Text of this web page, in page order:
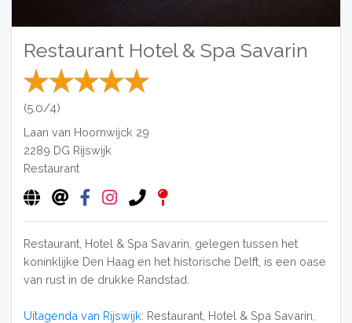
Restaurant Hotel & Spa Savarin
(5.0/4)
Laan van Hoornwijck 29
2289 DG Rijswijk
Restaurant
Restaurant, Hotel & Spa Savarin, gelegen tussen het
koninklijke Den Haag en het historische Delft, is een oase
van rust in de drukke Randstad.
Uitagenda van Rijswijk: Restaurant, Hotel & Spa Savarin,